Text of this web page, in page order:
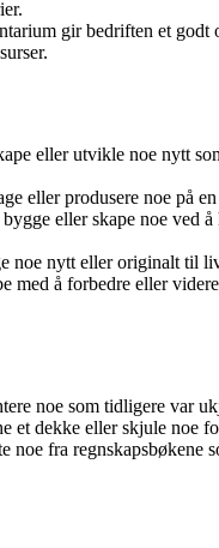
gir bedriften et godt
eller utvikle noe nytt
eller produsere noe på
eller skape noe ved
noe nytt eller originalt til
med å forbedre eller
noe som tidligere var
et dekke eller skjule noe
noe fra regnskapsbøkene